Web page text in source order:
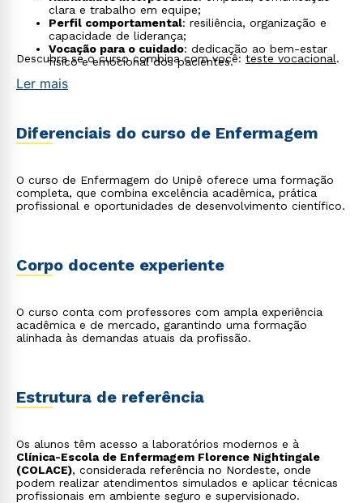
clara e trabalho em equipe;
Perfil comportamental: resiliência, organização e
capacidade de liderança;
Vocação para o cuidado: dedicação ao bem-estar
físico e emocional dos pacientes.
Descubra se o curso combina com você: teste vocacional.
Ler mais
Diferenciais do curso de Enfermagem
O curso de Enfermagem do Unipê oferece uma formação
completa, que combina excelência acadêmica, prática
profissional e oportunidades de desenvolvimento científico.
Corpo docente experiente
O curso conta com professores com ampla experiência
acadêmica e de mercado, garantindo uma formação
alinhada às demandas atuais da profissão.
Estrutura de referência
Os alunos têm acesso a laboratórios modernos e à
Clínica-Escola de Enfermagem Florence Nightingale
(COLACE), considerada referência no Nordeste, onde
podem realizar atendimentos simulados e aplicar técnicas
profissionais em ambiente seguro e supervisionado.